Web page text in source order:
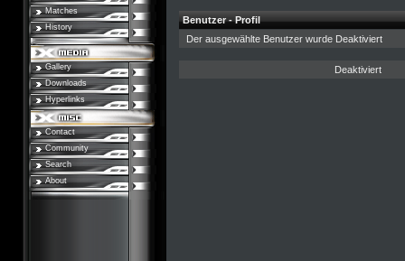
Matches
History
Gallery
Downloads
Hyperlinks
Contact
Community
Search
About
Benutzer - Profil
Der ausgewählte Benutzer wurde Deaktiviert
Deaktiviert